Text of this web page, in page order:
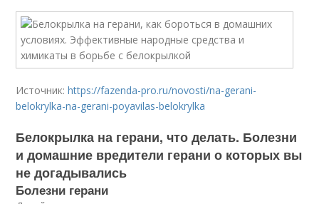
Источник:https://fazenda-pro.ru/novosti/na-gerani-
belokrylka-na-gerani-poyavilas-belokrylka
Белокрылка на герани, что делать. Болезни
и домашние вредители герани о которых вы
не догадывались
Болезни герани